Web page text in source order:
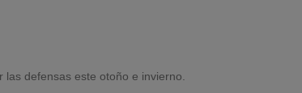
defensas este otoño e invierno.